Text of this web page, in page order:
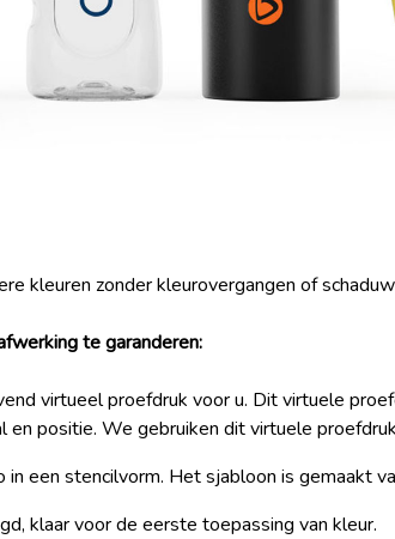
kleuren zonder kleurovergangen of
te garanderen:
virtueel proefdruk voor u. Dit virtuele
positie. We gebruiken dit virtuele
een stencilvorm. Het sjabloon is gemaakt
klaar voor de eerste toepassing van kleur.